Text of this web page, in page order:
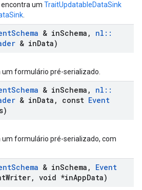
encontra um TraitUpdatableDataSink
Schema & inSchema , nl ::
& inData)
formulário pré-serializado.
Schema & inSchema , nl ::
& inData , const Event
um formulário pré-serializado, com
Schema & inSchema ,
Event
Writer, void *inAppData)